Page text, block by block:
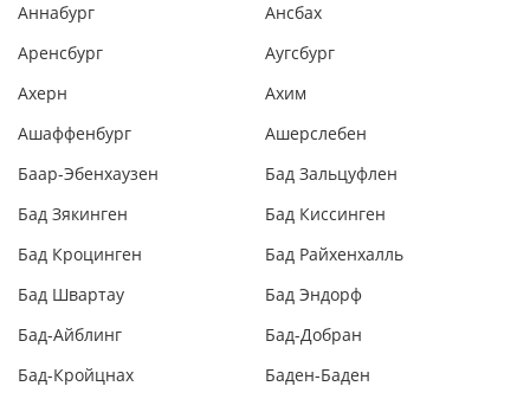
Аннабург
Ансбах
Аренсбург
Аугсбург
Ахерн
Ахим
Ашаффенбург
Ашерслебен
Баар-Эбенхаузен
Бад Зальцуфлен
Бад Зякинген
Бад Киссинген
Бад Кроцинген
Бад Райхенхалль
Бад Швартау
Бад Эндорф
Бад-Айблинг
Бад-Добран
Бад-Кройцнах
Баден-Баден